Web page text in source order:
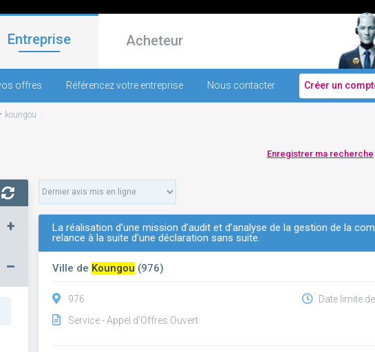
Entreprise Acheteur
offres Référencez votre entreprise Nous contacter Créer un
koungou
Enregistrer ma recherche
+
–
La réalisation d’une mission d’audit et d’analyse de la gestion de la
relance à la suite d'une déclaration sans suite.
Ville de Koungou (976)
976
Service - Appel d'Offres Ouvert
Date limite